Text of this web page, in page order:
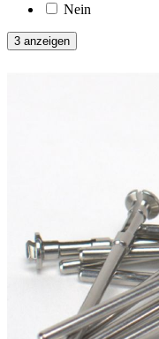
Nein
3 anzeigen